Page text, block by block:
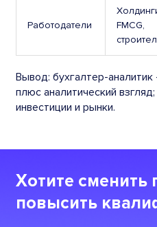
Работодатели
FMCG,
Вывод: бухгалтер-
плюс аналитический
инвестиции и рынки.
Хотите
повысить